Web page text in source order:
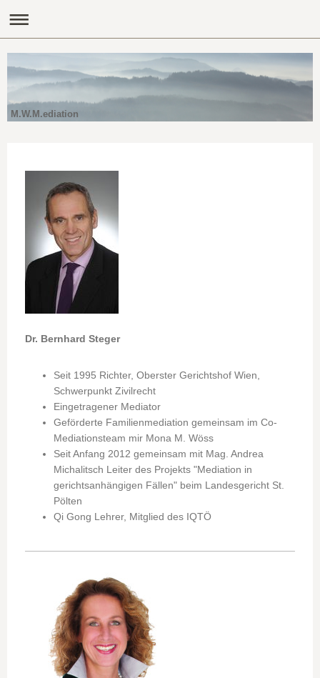
M.W.M.ediation
Dr. Bernhard Steger
Seit 1995 Richter, Oberster Gerichtshof Wien,
Schwerpunkt Zivilrecht
Eingetragener Mediator
Geförderte Familienmediation gemeinsam im Co-
Mediationsteam mir Mona M. Wöss
Seit Anfang 2012 gemeinsam mit Mag. Andrea
Michalitsch Leiter des Projekts "Mediation in
gerichtsanhängigen Fällen" beim Landesgericht St.
Pölten
Qi Gong Lehrer, Mitglied des IQTÖ